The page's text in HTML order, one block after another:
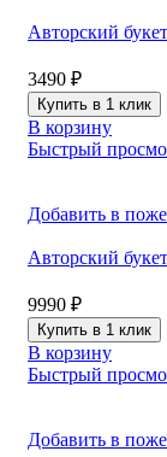
Авторский
3490 ₽
Купить в 1 клик
В корзину
Быстрый
Добавить в
Авторский
9990 ₽
Купить в 1 клик
В корзину
Быстрый
Добавить в